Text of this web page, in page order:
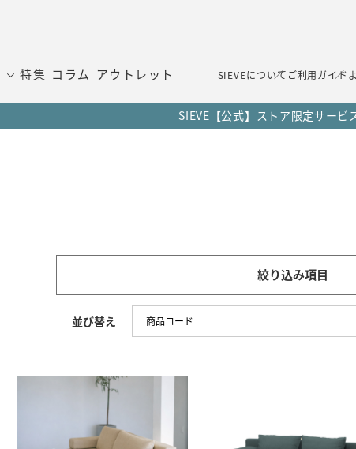
特集 コラム アウトレット SIEVEについて ご利用ガイド
SIEVE【公式】ストア限定サービ
絞り込み